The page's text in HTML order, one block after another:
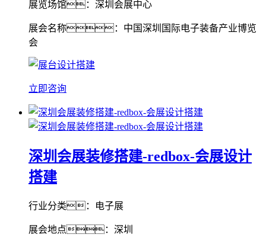
展览场馆：深圳会展中心
展会名称：中国深圳国际电子装备产业博览
会
立即咨询
深圳会展装修搭建-redbox-会展设计
搭建
行业分类：电子展
展会地点：深圳